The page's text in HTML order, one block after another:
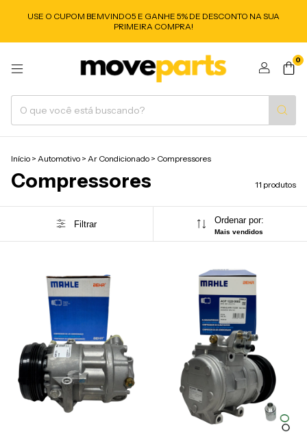
USE O CUPOM BEMVINDO5 E GANHE 5% DE DESCONTO NA SUA
PRIMEIRA COMPRA!
0
Início > Automotivo > Ar Condicionado > Compressores
Compressores 11 produtos
Filtrar Ordenar por:
Mais vendidos